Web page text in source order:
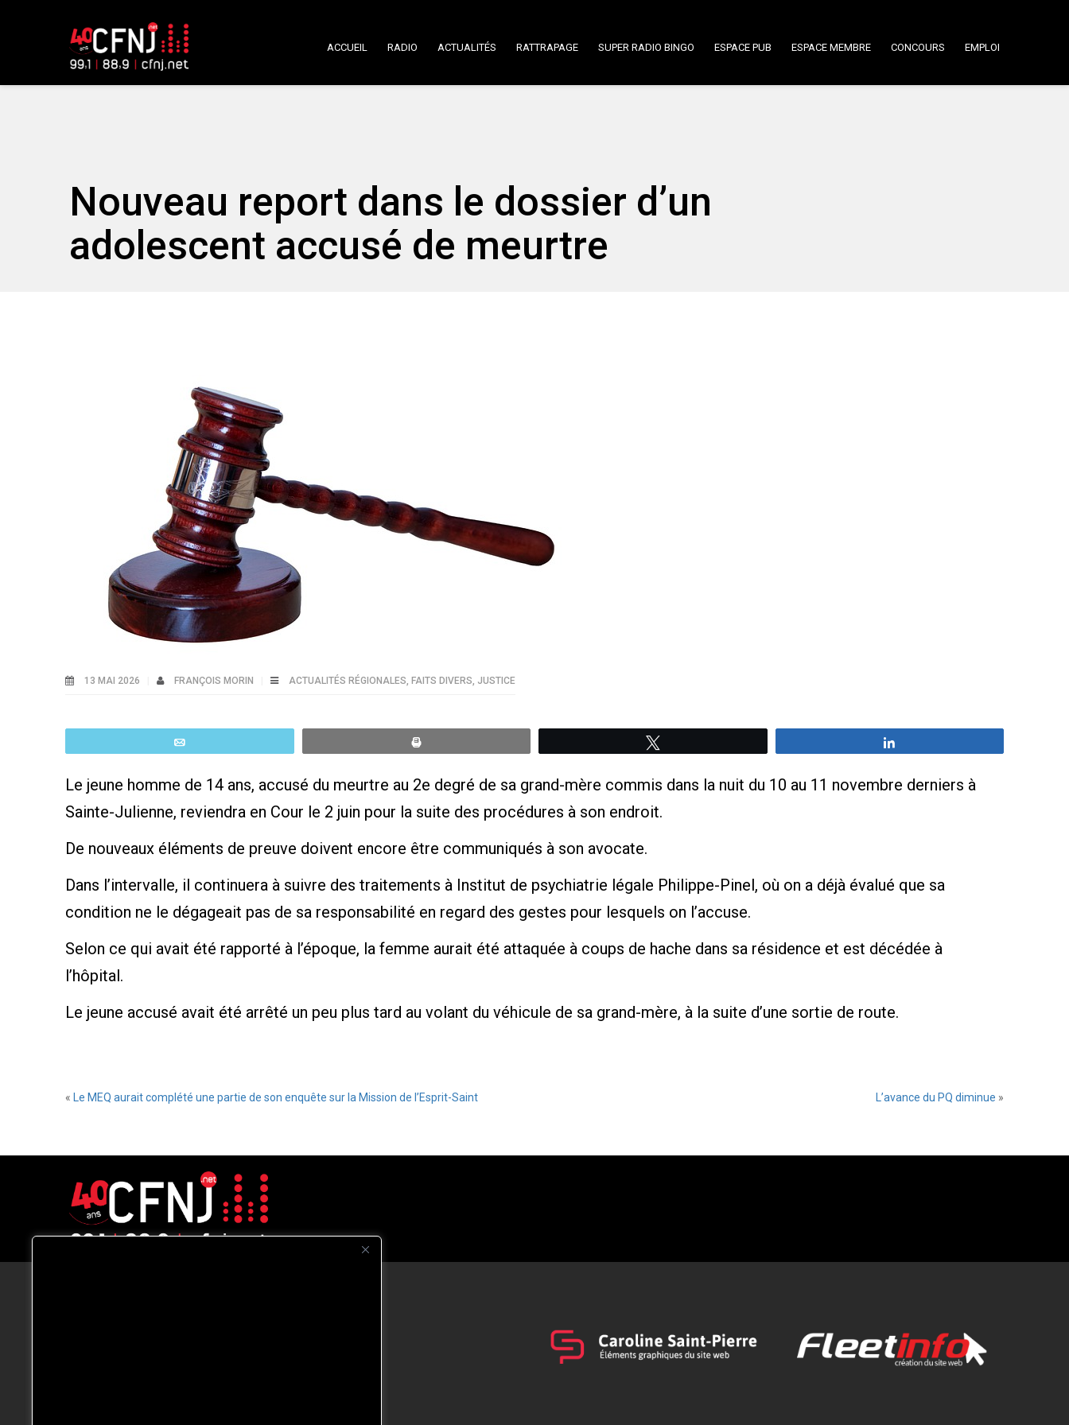
ACCUEIL RADIO ACTUALITÉS RATTRAPAGE SUPER RADIO BINGO ESPACE PUB ESPACE MEMBRE CONCOURS EMPLOI
Nouveau report dans le dossier d’un
adolescent accusé de meurtre
13 MAI 2026 FRANÇOIS MORIN ACTUALITÉS RÉGIONALES, FAITS DIVERS, JUSTICE
Le jeune homme de 14 ans, accusé du meurtre au 2e degré de sa grand-mère commis dans la nuit du 10 au 11 novembre derniers à
Sainte-Julienne, reviendra en Cour le 2 juin pour la suite des procédures à son endroit.
De nouveaux éléments de preuve doivent encore être communiqués à son avocate.
Dans l’intervalle, il continuera à suivre des traitements à Institut de psychiatrie légale Philippe-Pinel, où on a déjà évalué que sa
condition ne le dégageait pas de sa responsabilité en regard des gestes pour lesquels on l’accuse.
Selon ce qui avait été rapporté à l’époque, la femme aurait été attaquée à coups de hache dans sa résidence et est décédée à
l’hôpital.
Le jeune accusé avait été arrêté un peu plus tard au volant du véhicule de sa grand-mère, à la suite d’une sortie de route.
« Le MEQ aurait complété une partie de son enquête sur la Mission de l’Esprit-Saint L’avance du PQ diminue »